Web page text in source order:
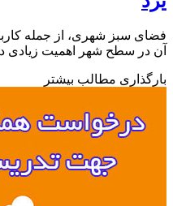
سبز شهری، از جمله
سطح شهر اهمیت زیادی دارد.
مطالب بیشتر